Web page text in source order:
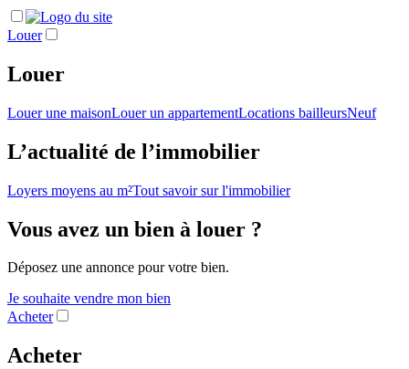
Louer
Louer
Louer une maisonLouer un appartementLocations bailleursNeuf
L’actualité de l’immobilier
Loyers moyens au m²Tout savoir sur l'immobilier
Vous avez un bien à louer ?
Déposez une annonce pour votre bien.
Je souhaite vendre mon bien
Acheter
Acheter